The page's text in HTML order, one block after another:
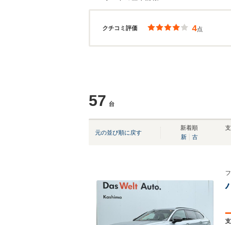
クチコミ評価 4点
57 台
元の並び順に戻す
新着順
新
古